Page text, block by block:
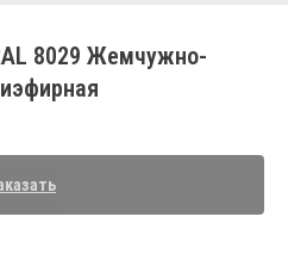
8029 Жемчужно-